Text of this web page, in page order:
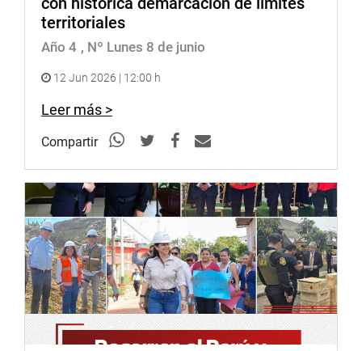
territoriales
Año 4 , Nº Lunes 8 de junio
12 Jun 2026 | 12:00 h
Leer más >
Compartir